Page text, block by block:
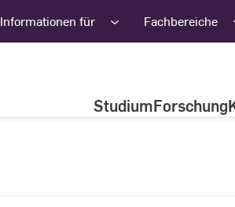
Informationen für Fachbereiche
StudiumForschung